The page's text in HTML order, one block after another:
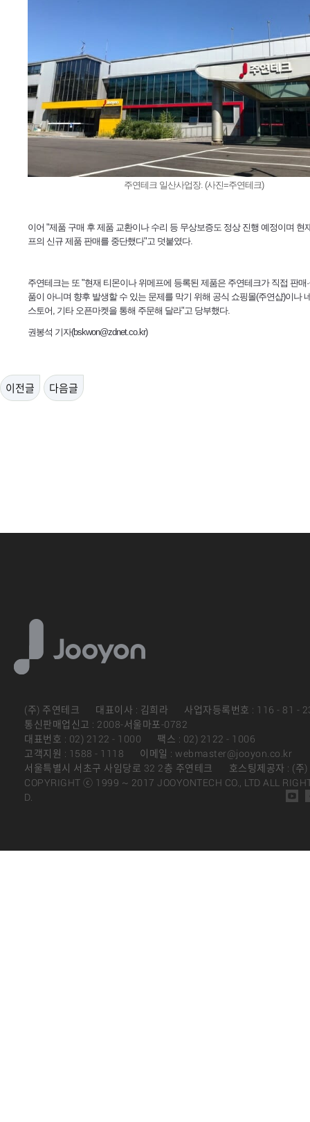
주연테크 일산사업장. (사진=주연테크)
이어 "제품 구매 후 제품 교환이나 수리 등 무상보증도 정상 진행 예정이며 현
프의 신규 제품 판매를 중단했다"고 덧붙였다.
주연테크는 또 "현재 티몬이나 위메프에 등록된 제품은 주연테크가 직접 판매
품이 아니며 향후 발생할 수 있는 문제를 막기 위해 공식 쇼핑몰(주연샵)이나
스토어, 기타 오픈마켓을 통해 주문해 달라"고 당부했다.
권봉석 기자(bskwon@zdnet.co.kr)
이전글 다음글
(주) 주연테크 대표이사 : 김희라
사업자등록번호 : 116 - 81 -
통신판매업신고 : 2008-서울마포-0782
대표번호 : 02) 2122 - 1000
팩스 : 02) 2122 - 1006
고객지원 : 1588 - 1118
이메일 : webmaster@jooyon.co.kr
서울특별시 서초구 사임당로 32 2층 주연테크
호스팅제공자 : (주
COPYRIGHT ⓒ 1999 ~ 2017 JOOYONTECH CO., LTD ALL
D.